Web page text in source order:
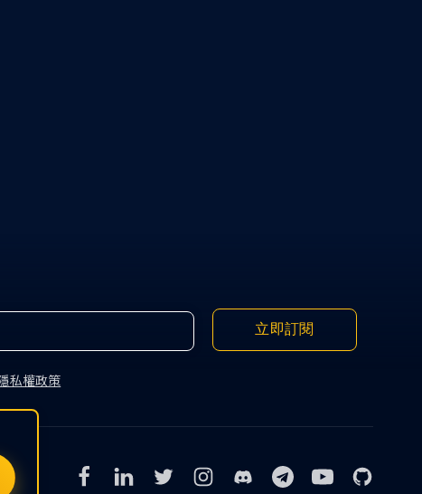
立即訂閱
私權政策